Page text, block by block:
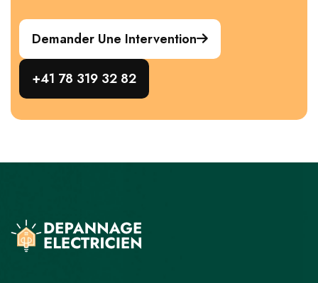
Demander Une Intervention
+41 78 319 32 82